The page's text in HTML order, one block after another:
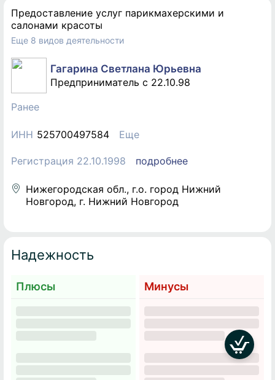
Предоставление услуг парикмахерскими и
салонами красоты
Еще 8 видов деятельности
Гагарина Светлана Юрьевна
Предприниматель c 22.10.98
Ранее
ИНН 525700497584 Еще
Регистрация 22.10.1998 подробнее
Нижегородская обл., г.о. город Нижний
Новгород, г. Нижний Новгород
Надежность
Плюсы Минусы